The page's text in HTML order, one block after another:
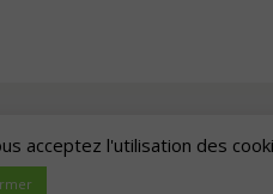
parMantra&WordPress.
acceptez l'utilisation des